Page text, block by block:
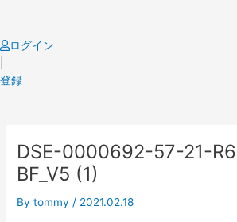
content
ログイン
登録
DSE-0000692-57-21-
BF_V5 (1)
Bytommy / 2021.02.18
navigation